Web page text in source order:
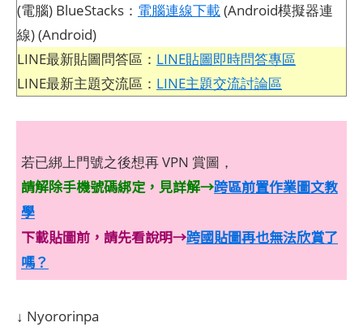
(電腦) BlueStacks： 電腦連線下載(Android模擬器連
線) (Android)
LINE最新貼圖問答區： LINE貼圖即時問答專區
LINE最新主題交流區： LINE主題交流討論區
若已綁上門號之後想再 VPN 賞圖，
請解除手機號碼綁定，見詳解→跨區前置作業圖文教
學
下載貼圖前，請先看說明→跨國貼圖再也無法欣賞了
嗎？
↓ Nyororinpa